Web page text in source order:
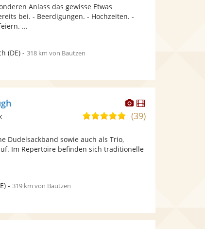
Sternen
Anlass das gewisse Etwas
bei. - Beerdigungen. - Hochzeiten. -
...
(DE)- 318 km von Bautzen
Dieser
Künstler
stellt
bereit.
Dieser
Künstler
5,0
Sternen
(39)
Dudelsackband sowie auch als Trio,
Im Repertoire befinden sich traditionelle
- 319 km von Bautzen